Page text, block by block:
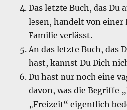
Das letzte Buch, das Du
lesen, handelt von einer
Familie verlässt.
An das letzte Buch, das
hast, kannst Du Dich
Du hast nur noch eine
davon, was die Begriffe
„Freizeit“ eigentlich